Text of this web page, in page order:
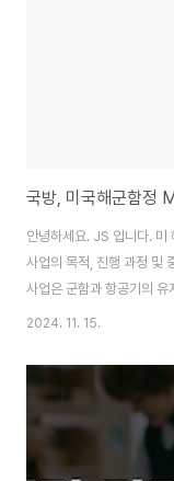
국방, 미국해군함정
안녕하세요. JS 입니다. 미
사업의 목적, 진행 과정 및
사업은 군함과 항공기의 유
적 계획입니다. MRO는
니다. 이 사업의 목적은 단
성을 극대화하고 현대화된
선하는 것입니다. MRO 사
역할을 수행하고 있으며,
2024. 11. 15.